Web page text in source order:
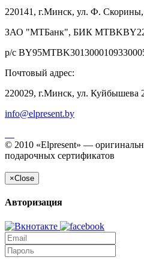
220141, г.Минск, ул. Ф.
ЗАО "МТБанк", БИК
р/с
Почтовый адрес:
220029, г.Минск, ул. Куйбышева
info@elpresent.by
© 2010 «Elpresent» —
подарочных сертификатов
×Close
Авторизация